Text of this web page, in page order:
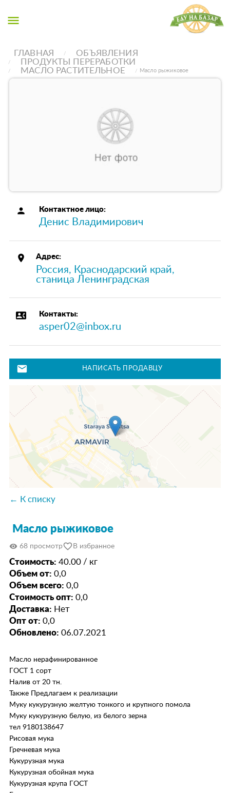
menu
ГЛАВНАЯ
ОБЪЯВЛЕНИЯ
ПРОДУКТЫ ПЕРЕРАБОТКИ
МАСЛО РАСТИТЕЛЬНОЕ
Масло рыжиковое
person Контактное лицо:
Денис Владимирович
place Адрес:
Россия, Краснодарский край,
станица Ленинградская
contact_phone Контакты:
asper02@inbox.ru
mail НАПИСАТЬ ПРОДАВЦУ
← К списку
Масло рыжиковое
visibility 68 просмотрfavorite_border В избранное
Стоимость: 40.00 / кг
Объем от: 0,0
Объем всего: 0,0
Стоимость опт: 0,0
Доставка: Нет
Опт от: 0,0
Обновлено: 06.07.2021
Масло нерафинированное
ГОСТ 1 сорт
Налив от 20 тн.
Также Предлагаем к реализации
Муку кукурузную желтую тонкого и крупного помола
Муку кукурузную белую, из белого зерна
тел 9180138647
Рисовая мука
Гречневая мука
Кукурузная мука
Кукурузная обойная мука
Кукурузная крупа ГОСТ